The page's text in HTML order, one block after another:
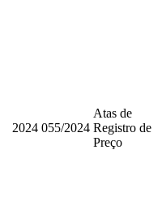
2024 055/2024
Atas de
Registro de
Preço